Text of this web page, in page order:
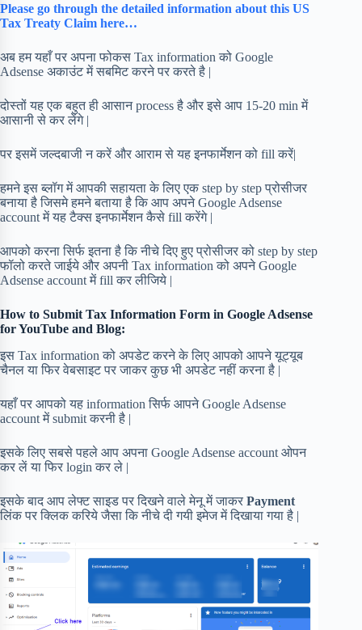
Please go through the detailed information about this US
Tax Treaty Claim here…
अब हम यहाँ पर अपना फोकस Tax information को Google
Adsense अकाउंट में सबमिट करने पर करते है |
दोस्तों यह एक बहुत ही आसान process है और इसे आप 15-20 min में
आसानी से कर लेंगे |
पर इसमें जल्दबाजी न करें और आराम से यह इनफार्मेशन को fill करें|
हमने इस ब्लॉग में आपकी सहायता के लिए एक step by step प्रोसीजर
बनाया है जिसमे हमने बताया है कि आप अपने Google Adsense
account में यह टैक्स इनफार्मेशन कैसे fill करेंगे |
आपको करना सिर्फ इतना है कि नीचे दिए हुए प्रोसीजर को step by step
फॉलो करते जाईये और अपनी Tax information को अपने Google
Adsense account में fill कर लीजिये |
How to Submit Tax Information Form in Google Adsense
for YouTube and Blog:
इस Tax information को अपडेट करने के लिए आपको आपने यूट्यूब
चैनल या फिर वेबसाइट पर जाकर कुछ भी अपडेट नहीं करना है |
यहाँ पर आपको यह information सिर्फ आपने Google Adsense
account में submit करनी है |
इसके लिए सबसे पहले आप अपना Google Adsense account ओपन
कर लें या फिर login कर ले |
इसके बाद आप लेफ्ट साइड पर दिखने वाले मेनू में जाकर Payment
लिंक पर क्लिक करिये जैसा कि नीचे दी गयी इमेज में दिखाया गया है |